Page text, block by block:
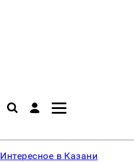
Интересное в Казани